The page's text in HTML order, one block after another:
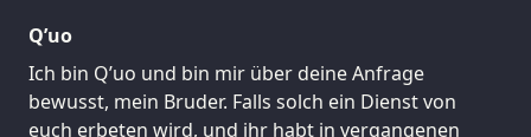
Q’uo
Ich bin Q’uo und bin mir über deine Anfrage
bewusst, mein Bruder. Falls solch ein Dienst von
euch erbeten wird, und ihr habt in vergangenen